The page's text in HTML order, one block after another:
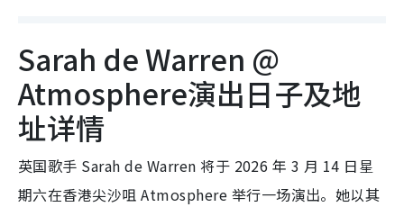
Sarah de Warren @
Atmosphere演出日子及地
址详情
英国歌手 Sarah de Warren 将于 2026 年 3 月 14 日星
期六在香港尖沙咀 Atmosphere 举行一场演出。她以其